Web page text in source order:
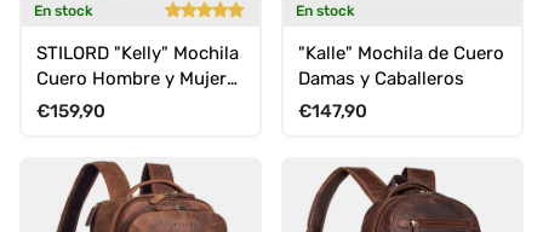
En stock
STILORD "Kelly" Mochila
Cuero Hombre y Mujer
con asa
Precio normal
€159,90
En stock
"Kalle" Mochila de Cuero
Damas y Caballeros
Precio normal
€147,90